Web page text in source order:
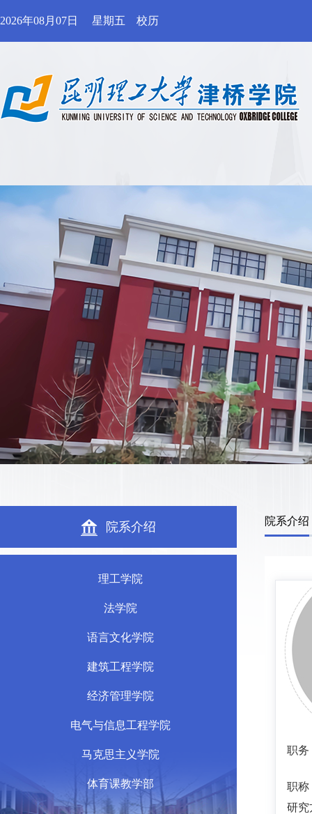
2026年08月07日 星期五 校历
院系介绍
理工学院
法学院
语言文化学院
建筑工程学院
经济管理学院
电气与信息工程学院
马克思主义学院
体育课教学部
院系介绍
职务
职称
研究